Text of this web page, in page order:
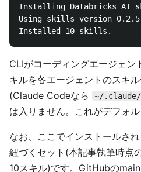
Installing Databricks AI
Using skills version 0.2.5
CLIがコーディングエージェン
キルを各エージェントのスキ
(Claude Codeなら
~/
は入りません。これがデフォ
なお、ここでインストールさ
紐づくセット(本記事執筆時
10スキル)です。GitHubの